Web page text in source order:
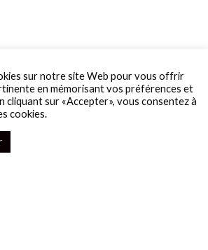
sur notre site Web pour vous offrir
en mémorisant vos préférences et
cliquant sur «Accepter», vous consentez à
cookies.